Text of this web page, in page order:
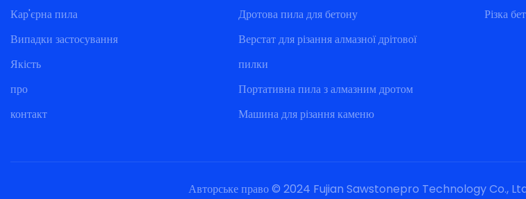
Кар'єрна пила
Випадки застосування
Якість
про
контакт
Дротова пила для бетону
Верстат для різання алмазної дрітової
пилки
Портативна пила з алмазним дротом
Машина для різання каменю
Різка
Авторське право © 2024 Fujian Sawstonepro Technology Co.,